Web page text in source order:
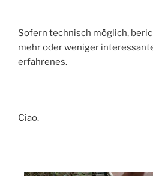
Sofern technisch möglich,
mehr oder weniger
erfahrenes.
Ciao.